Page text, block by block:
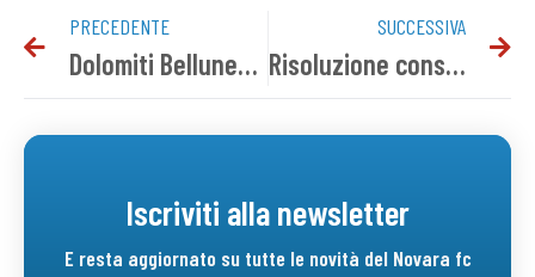
PRECEDENTE
Dolomiti Bellunesi-Novara 1-1 | Tabellino del match
SUCCESSIVA
Risoluzione consensuale con Simoneandrea Ganz
Iscriviti alla newsletter
E resta aggiornato su tutte le novità del Novara fc